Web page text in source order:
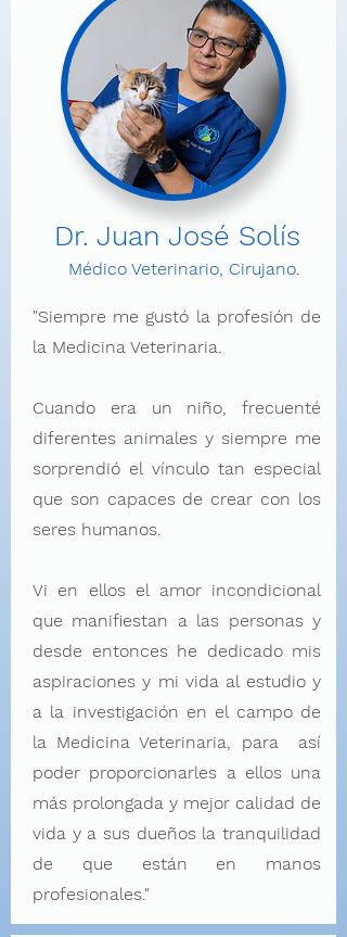
Dr. Juan José Solís
Médico Veterinario, Cirujano.
"Siempre me gustó la profesión de
la Medicina Veterinaria.
Cuando era un niño, frecuenté
diferentes animales y siempre me
sorprendió el vínculo tan especial
que son capaces de crear con los
seres humanos.
Vi en ellos el amor incondicional
que manifiestan a las personas y
desde entonces he dedicado mis
aspiraciones y mi vida al estudio y
a la investigación en el campo de
la Medicina Veterinaria, para así
poder proporcionarles a ellos una
más prolongada y mejor calidad de
vida y a sus dueños la tranquilidad
de que están en manos
profesionales."